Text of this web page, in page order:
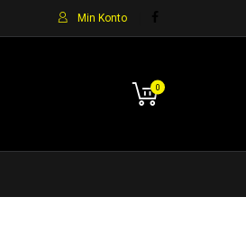
Min Konto
0